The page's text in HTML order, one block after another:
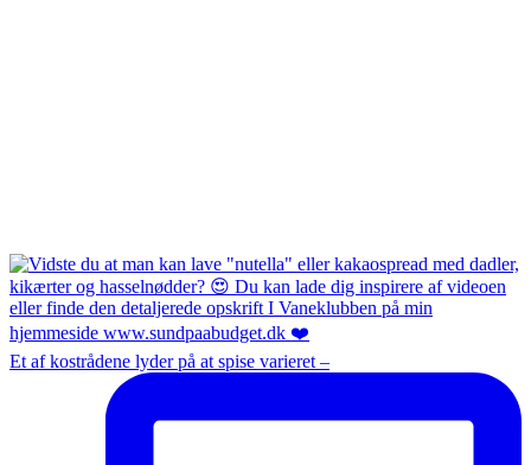
Et af kostrådene lyder på at spise varieret –